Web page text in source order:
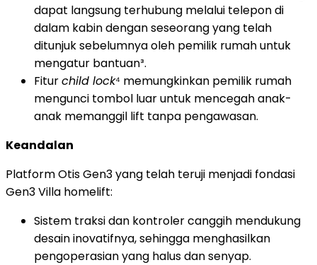
dapat langsung terhubung melalui telepon di
dalam kabin dengan seseorang yang telah
ditunjuk sebelumnya oleh pemilik rumah untuk
mengatur bantuan³.
Fiturchild lock⁴ memungkinkan pemilik rumah
mengunci tombol luar untuk mencegah anak-
anak memanggil lift tanpa pengawasan.
Keandalan
Platform Otis Gen3 yang telah teruji menjadi fondasi
Gen3 Villa homelift:
Sistem traksi dan kontroler canggih mendukung
desain inovatifnya, sehingga menghasilkan
pengoperasian yang halus dan senyap.